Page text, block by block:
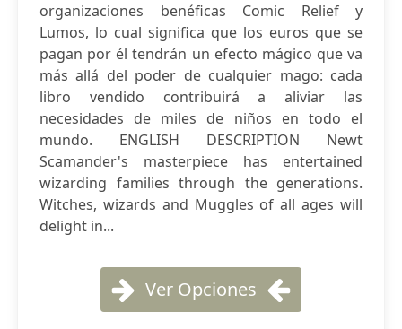
organizaciones benéficas Comic Relief y
Lumos, lo cual significa que los euros que se
pagan por él tendrán un efecto mágico que va
más allá del poder de cualquier mago: cada
libro vendido contribuirá a aliviar las
necesidades de miles de niños en todo el
mundo. ENGLISH DESCRIPTION Newt
Scamander's masterpiece has entertained
wizarding families through the generations.
Witches, wizards and Muggles of all ages will
delight in...
Ver Opciones